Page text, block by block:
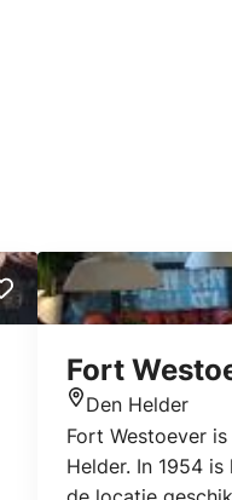
Fort
Den Helder
Fort Westoever
Helder. In 1954